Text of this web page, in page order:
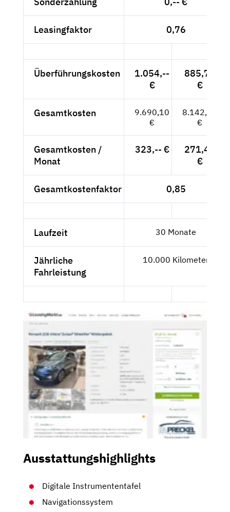
Leasingfaktor 0,76
Überführungskosten
1.054,--
€
885,71
€
Gesamtkosten
9.690,10
€
8.142,94
€
Gesamtkosten /
Monat
323,-- €
271,43
€
Gesamtkostenfaktor 0,85
Laufzeit 30 Monate
Jährliche
Fahrleistung
10.000 Kilometer
Ausstattungshighlights
Digitale Instrumententafel
Navigationssystem